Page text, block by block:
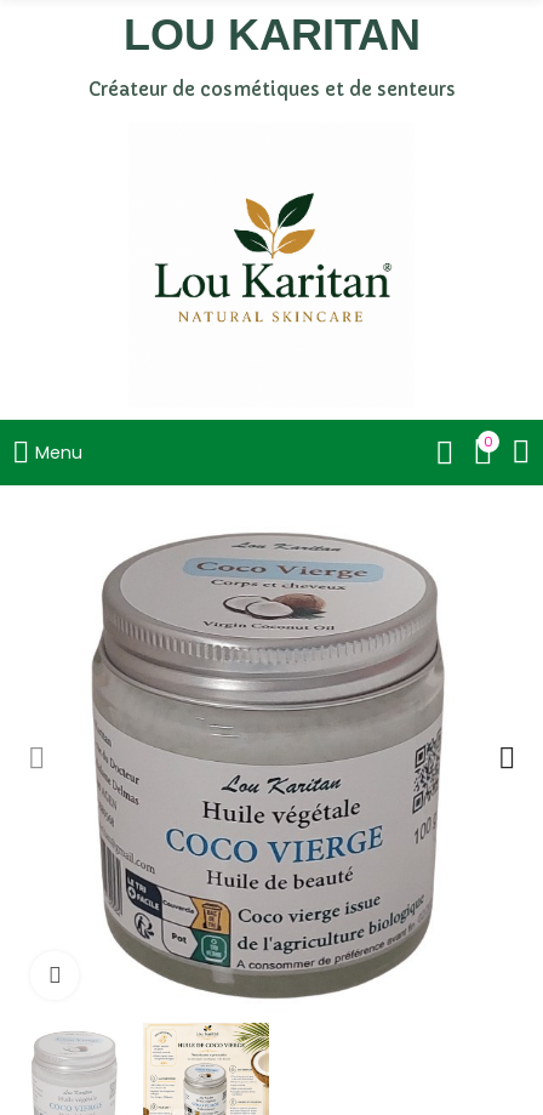
LOU KARITAN
Créateur de cosmétiques et de senteurs
Menu 0
Cliquez pour agrandir